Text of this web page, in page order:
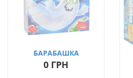
БАРАБАШКА
(GEISTESBLITZ)
0 ГРН